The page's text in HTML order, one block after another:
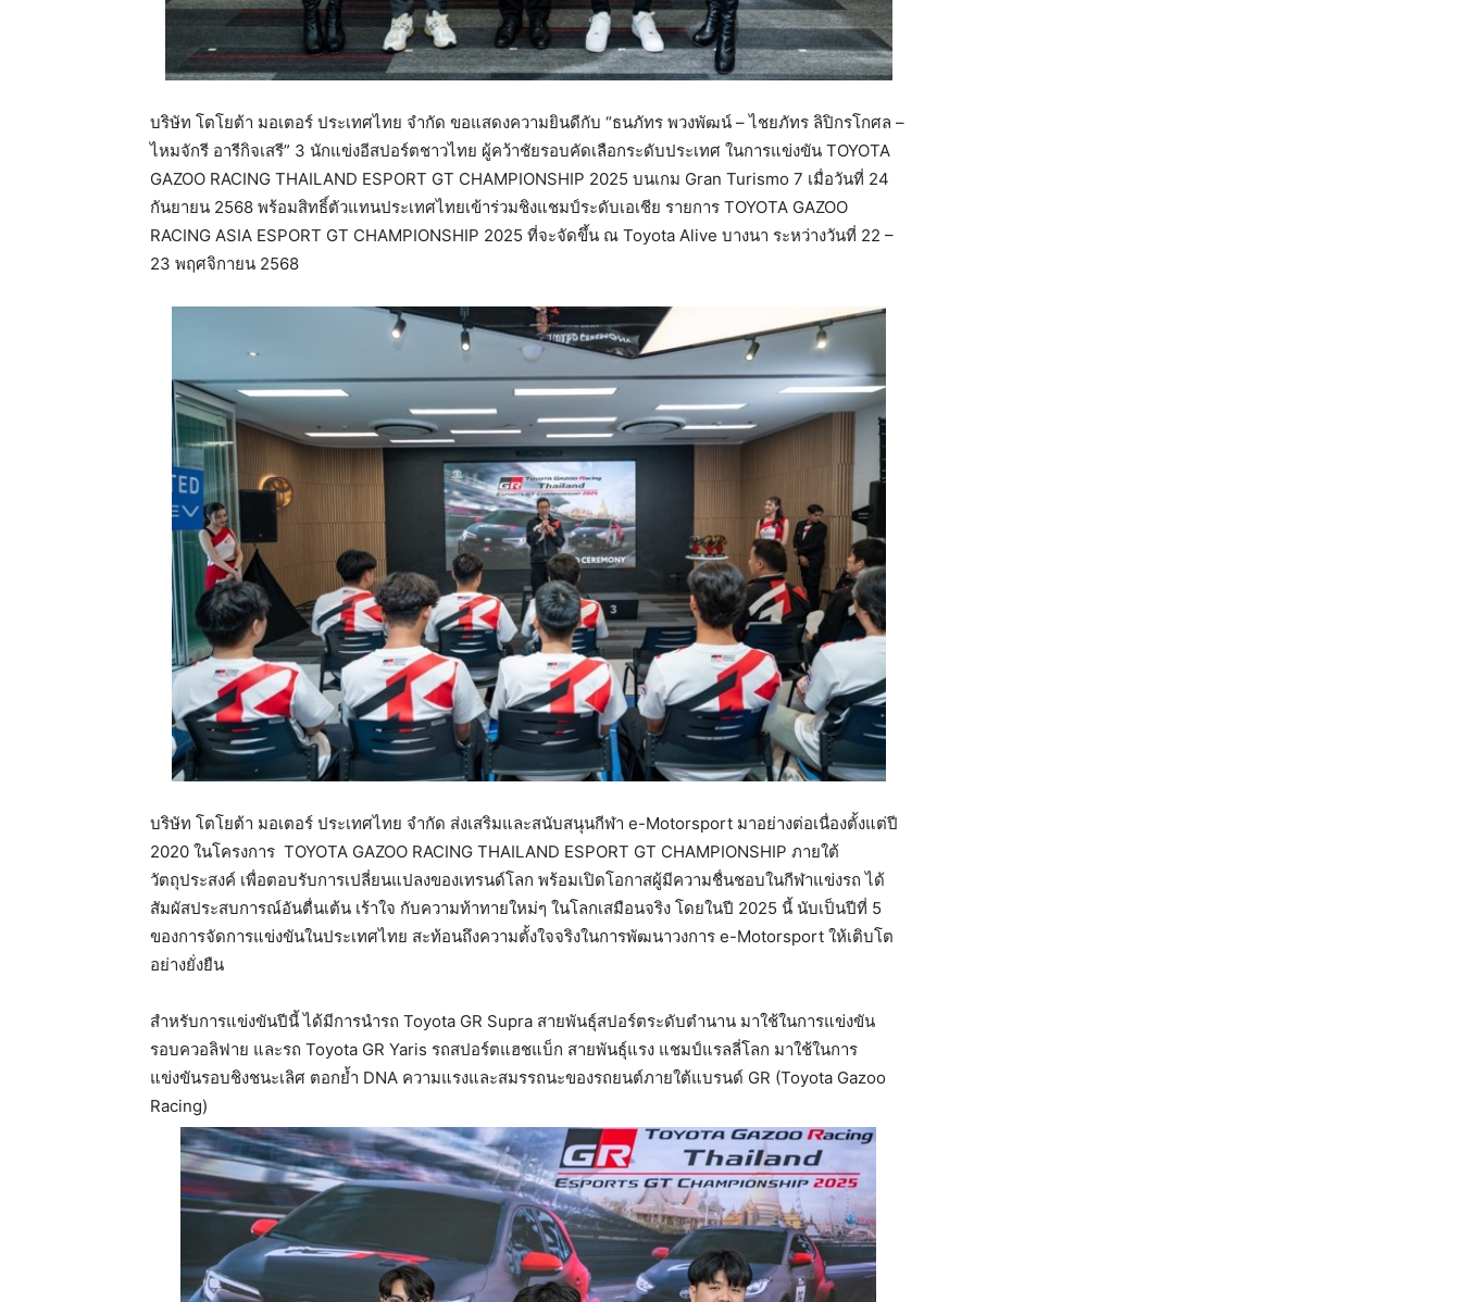
บริษัท โตโยต้า มอเตอร์ ประเทศไทย จำกัด ขอแสดงความยินดีกับ “ธนภัทร พวงพัฒน์ – ไชยภัทร ลิปิกรโกศล –
ไหมจักรี อารีกิจเสรี” 3 นักแข่งอีสปอร์ตชาวไทย ผู้คว้าชัยรอบคัดเลือกระดับประเทศ ในการแข่งขัน TOYOTA
GAZOO RACING THAILAND ESPORT GT CHAMPIONSHIP 2025 บนเกม Gran Turismo 7 เมื่อวันที่ 24
กันยายน 2568 พร้อมสิทธิ์ตัวแทนประเทศไทยเข้าร่วมชิงแชมป์ระดับเอเชีย รายการ TOYOTA GAZOO
RACING ASIA ESPORT GT CHAMPIONSHIP 2025 ที่จะจัดขึ้น ณ Toyota Alive บางนา ระหว่างวันที่ 22 –
23 พฤศจิกายน 2568
บริษัท โตโยต้า มอเตอร์ ประเทศไทย จำกัด ส่งเสริมและสนับสนุนกีฬา e-Motorsport มาอย่างต่อเนื่องตั้งแต่ปี
2020 ในโครงการ TOYOTA GAZOO RACING THAILAND ESPORT GT CHAMPIONSHIP ภายใต้
วัตถุประสงค์ เพื่อตอบรับการเปลี่ยนแปลงของเทรนด์โลก พร้อมเปิดโอกาสผู้มีความชื่นชอบในกีฬาแข่งรถ ได้
สัมผัสประสบการณ์อันตื่นเต้น เร้าใจ กับความท้าทายใหม่ๆ ในโลกเสมือนจริง โดยในปี 2025 นี้ นับเป็นปีที่ 5
ของการจัดการแข่งขันในประเทศไทย สะท้อนถึงความตั้งใจจริงในการพัฒนาวงการ e-Motorsport ให้เติบโต
อย่างยั่งยืน
สำหรับการแข่งขันปีนี้ ได้มีการนำรถ Toyota GR Supra สายพันธุ์สปอร์ตระดับตำนาน มาใช้ในการแข่งขัน
รอบควอลิฟาย และรถ Toyota GR Yaris รถสปอร์ตแฮชแบ็ก สายพันธุ์แรง แชมป์แรลลี่โลก มาใช้ในการ
แข่งขันรอบชิงชนะเลิศ ตอกย้ำ DNA ความแรงและสมรรถนะของรถยนต์ภายใต้แบรนด์ GR (Toyota Gazoo
Racing)